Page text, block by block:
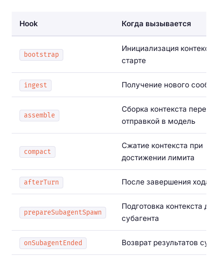
Hook Когда вызывается
bootstrap
Инициализация
старте
ingest Получение нового
assemble
Сборка контекста перед
отправкой в модель
compact
Сжатие контекста при
достижении лимита
afterTurn После завершения хода
prepareSubagentSpawn
Подготовка контекста для
субагента
onSubagentEnded Возврат результатов